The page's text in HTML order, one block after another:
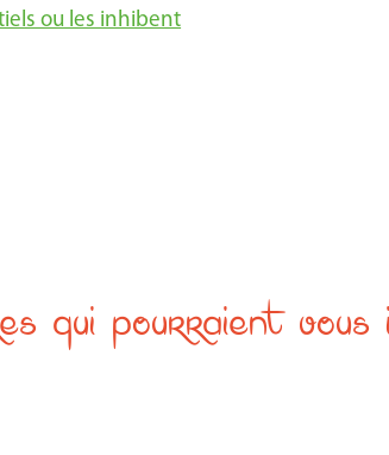
ou les inhibent
qui pourraient